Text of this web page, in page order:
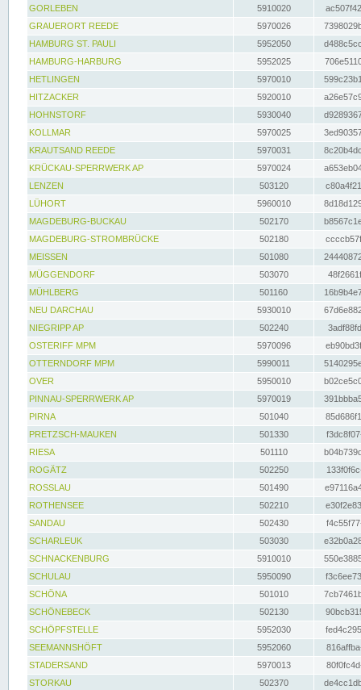
GORLEBEN
5910020
GRAUERORT REEDE
5970026
HAMBURG ST. PAULI
5952050
HAMBURG-HARBURG
5952025
HETLINGEN
5970010
HITZACKER
5920010
HOHNSTORF
5930040
KOLLMAR
5970025
KRAUTSAND REEDE
5970031
KRÜCKAU-SPERRWERK AP
5970024
LENZEN
503120
LÜHORT
5960010
MAGDEBURG-BUCKAU
502170
MAGDEBURG-STROMBRÜCKE
502180
MEISSEN
501080
MÜGGENDORF
503070
MÜHLBERG
501160
NEU DARCHAU
5930010
NIEGRIPP AP
502240
OSTERIFF MPM
5970096
OTTERNDORF MPM
5990011
OVER
5950010
PINNAU-SPERRWERK AP
5970019
PIRNA
501040
PRETZSCH-MAUKEN
501330
RIESA
501110
ROGÄTZ
502250
ROSSLAU
501490
ROTHENSEE
502210
SANDAU
502430
SCHARLEUK
503030
SCHNACKENBURG
5910010
SCHULAU
5950090
SCHÖNA
501010
SCHÖNEBECK
502130
SCHÖPFSTELLE
5952030
SEEMANNSHÖFT
5952060
STADERSAND
5970013
STORKAU
502370